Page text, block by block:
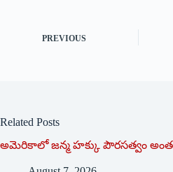
PREVIOUS
Related Posts
అమెరికాలో జన్మ హక్కు పౌరసత్వం